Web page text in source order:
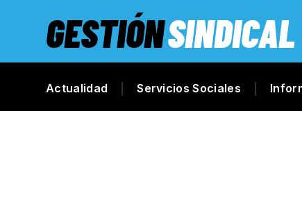
GESTIÓNSINDICAL
Actualidad Servicios Sociales